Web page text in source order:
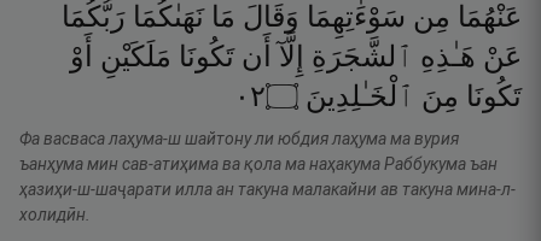
عَنْهُمَا مِن سَوْءَٰتِهِمَا وَقَالَ مَا نَهَىٰكُمَا رَبُّكُمَا
عَنْ هَـٰذِهِ ٱلشَّجَرَةِ إِلَّآ أَن تَكُونَا مَلَكَيْنِ
أَوْ
تَكُونَا مِنَ ٱلْخَـٰلِدِينَ ۝٢٠
Фа васваса лаҳума-ш шайтону ли юбдия лаҳума ма вурия
ъанҳума мин сав-атиҳима ва қола ма наҳакума Раббукума ъан
ҳазиҳи-ш-шаҷарати илла ан такуна малакайни ав такуна мина-л-
холидӣн.